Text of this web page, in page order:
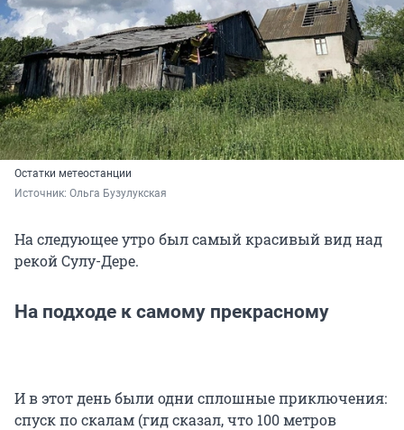
Остатки метеостанции
Источник: Ольга Бузулукская
На следующее утро был самый красивый вид над
рекой Сулу-Дере.
На подходе к самому прекрасному
И в этот день были одни сплошные приключения:
спуск по скалам (гид сказал, что 100 метров